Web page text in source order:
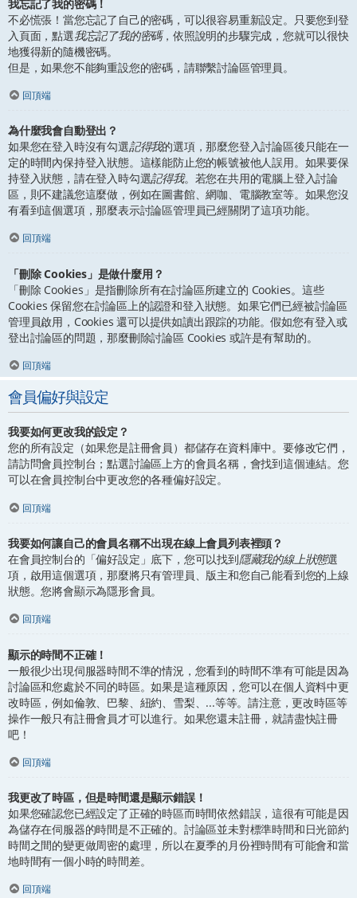
我忘記了我的密碼！
不必慌張！當您忘記了自己的密碼，可以很容易重新設定。只要您到登
入頁面，點選我忘記了我的密碼，依照說明的步驟完成，您就可以很快
地獲得新的隨機密碼。
但是，如果您不能夠重設您的密碼，請聯繫討論區管理員。
回頂端
為什麼我會自動登出？
如果您在登入時沒有勾選記得我的選項，那麼您登入討論區後只能在一
定的時間內保持登入狀態。這樣能防止您的帳號被他人誤用。如果要保
持登入狀態，請在登入時勾選記得我。若您在共用的電腦上登入討論
區，則不建議您這麼做，例如在圖書館、網咖、電腦教室等。如果您沒
有看到這個選項，那麼表示討論區管理員已經關閉了這項功能。
回頂端
「刪除 Cookies」是做什麼用？
「刪除 Cookies」是指刪除所有在討論區所建立的 Cookies。這些
Cookies 保留您在討論區上的認證和登入狀態。如果它們已經被討論區
管理員啟用，Cookies 還可以提供如讀出跟踪的功能。假如您有登入或
登出討論區的問題，那麼刪除討論區 Cookies 或許是有幫助的。
回頂端
會員偏好與設定
我要如何更改我的設定？
您的所有設定（如果您是註冊會員）都儲存在資料庫中。要修改它們，
請訪問會員控制台；點選討論區上方的會員名稱，會找到這個連結。您
可以在會員控制台中更改您的各種偏好設定。
回頂端
我要如何讓自己的會員名稱不出現在線上會員列表裡頭？
在會員控制台的「偏好設定」底下，您可以找到隱藏我的線上狀態選
項，啟用這個選項，那麼將只有管理員、版主和您自己能看到您的上線
狀態。您將會顯示為隱形會員。
回頂端
顯示的時間不正確！
一般很少出現伺服器時間不準的情況，您看到的時間不準有可能是因為
討論區和您處於不同的時區。如果是這種原因，您可以在個人資料中更
改時區，例如倫敦、巴黎、紐約、雪梨、...等等。請注意，更改時區等
操作一般只有註冊會員才可以進行。如果您還未註冊，就請盡快註冊
吧！
回頂端
我更改了時區，但是時間還是顯示錯誤！
如果您確認您已經設定了正確的時區而時間依然錯誤，這很有可能是因
為儲存在伺服器的時間是不正確的。討論區並未對標準時間和日光節約
時間之間的變更做周密的處理，所以在夏季的月份裡時間有可能會和當
地時間有一個小時的時間差。
回頂端